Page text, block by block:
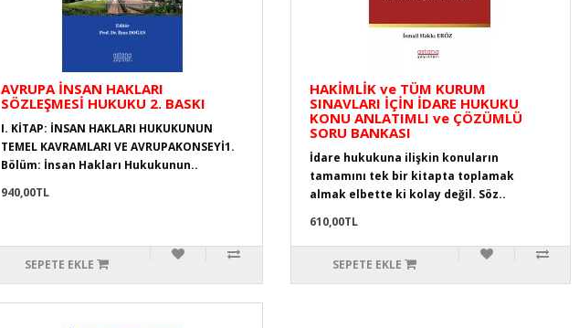
AVRUPA İNSAN HAKLARI
SÖZLEŞMESİ HUKUKU 2. BASKI
I. KİTAP: İNSAN HAKLARI HUKUKUNUN
TEMEL KAVRAMLARI VE AVRUPAKONSEYİ1.
Bölüm: İnsan Hakları Hukukunun..
940,00TL
SEPETE EKLE
HAKİMLİK ve TÜM KURUM
SINAVLARI İÇİN İDARE HUKUKU
KONU ANLATIMLI ve ÇÖZÜMLÜ
SORU BANKASI
İdare hukukuna ilişkin konuların
tamamını tek bir kitapta toplamak
almak elbette ki kolay değil. Söz..
610,00TL
SEPETE EKLE